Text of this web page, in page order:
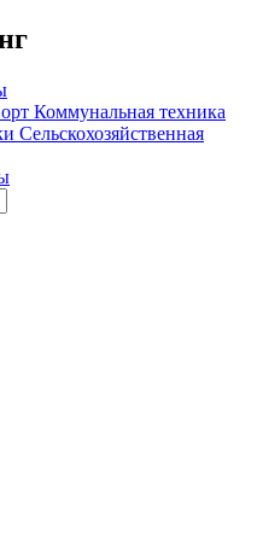
Коммунальная техника
Сельскохозяйственная